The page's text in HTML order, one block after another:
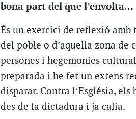
bona part del que l’envolta…
És un exercici de reflexió amb
del poble o d’aquella zona de
persones i hegemonies
preparada i he fet un extens
disparar. Contra l’Església,
des de la dictadura i ja calia.